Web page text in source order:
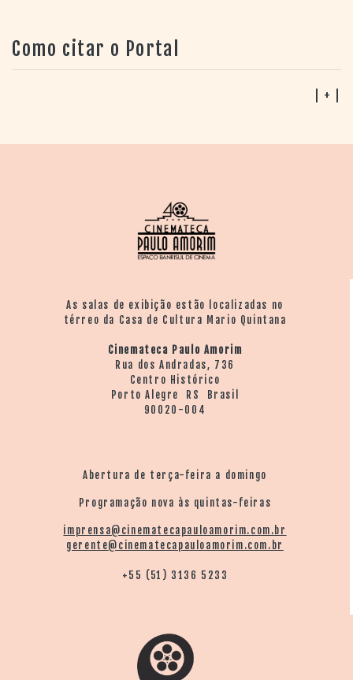
2014).
Como citar o Portal
| + |
As salas de exibição estão localizadas no
térreo da Casa de Cultura Mario Quintana
Cinemateca Paulo Amorim
Rua dos Andradas, 736
Centro Histórico
Porto Alegre RS Brasil
90020-004
Abertura de terça-feira a domingo
Programação nova às quintas-feiras
imprensa@cinematecapauloamorim.com.br
gerente@cinematecapauloamorim.com.br
+55 (51) 3136 5233